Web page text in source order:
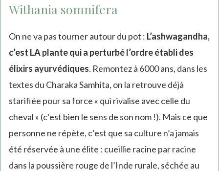
Withania somnifera
On ne va pas tourner autour du pot : L’ashwagandha,
c’est LA plante qui a perturbé l’ordre établi des
élixirs ayurvédiques. Remontez à 6000 ans, dans les
textes du Charaka Samhita, on la retrouve déjà
starifiée pour sa force « qui rivalise avec celle du
cheval » (c’est bien le sens de son nom !). Mais ce que
personne ne répète, c’est que sa culture n’a jamais
été réservée à une élite : cueillie racine par racine
dans la poussière rouge de l’Inde rurale, séchée au